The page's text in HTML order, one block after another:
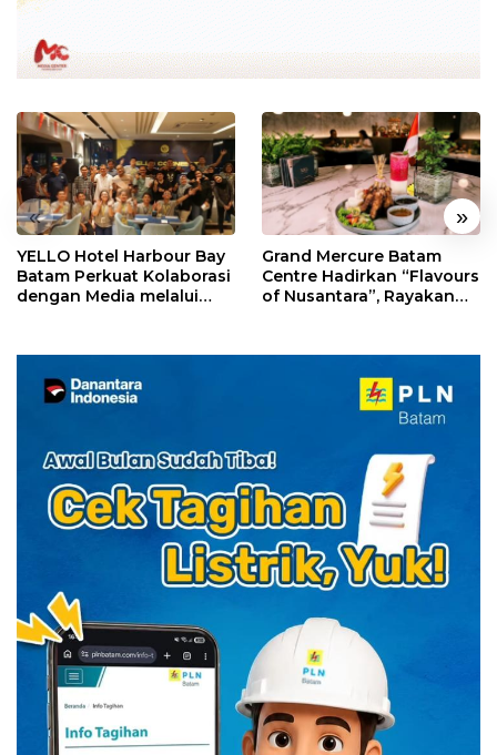
« »
YELLO Hotel Harbour Bay
Batam Perkuat Kolaborasi
dengan Media melalui
Grand Mercure Batam
Centre Hadirkan “Flavours
of Nusantara”, Rayakan